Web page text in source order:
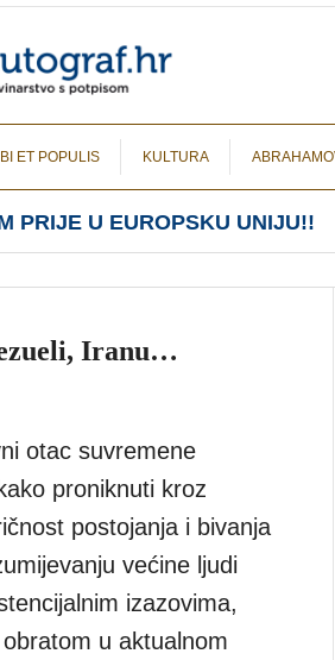
ET POPULIS KULTURA
PRIJE U EUROPSKU UNIJU!!
Iranu…
otac suvremene
proniknuti kroz
postojanja i bivanja
većine ljudi
izazovima,
u aktualnom